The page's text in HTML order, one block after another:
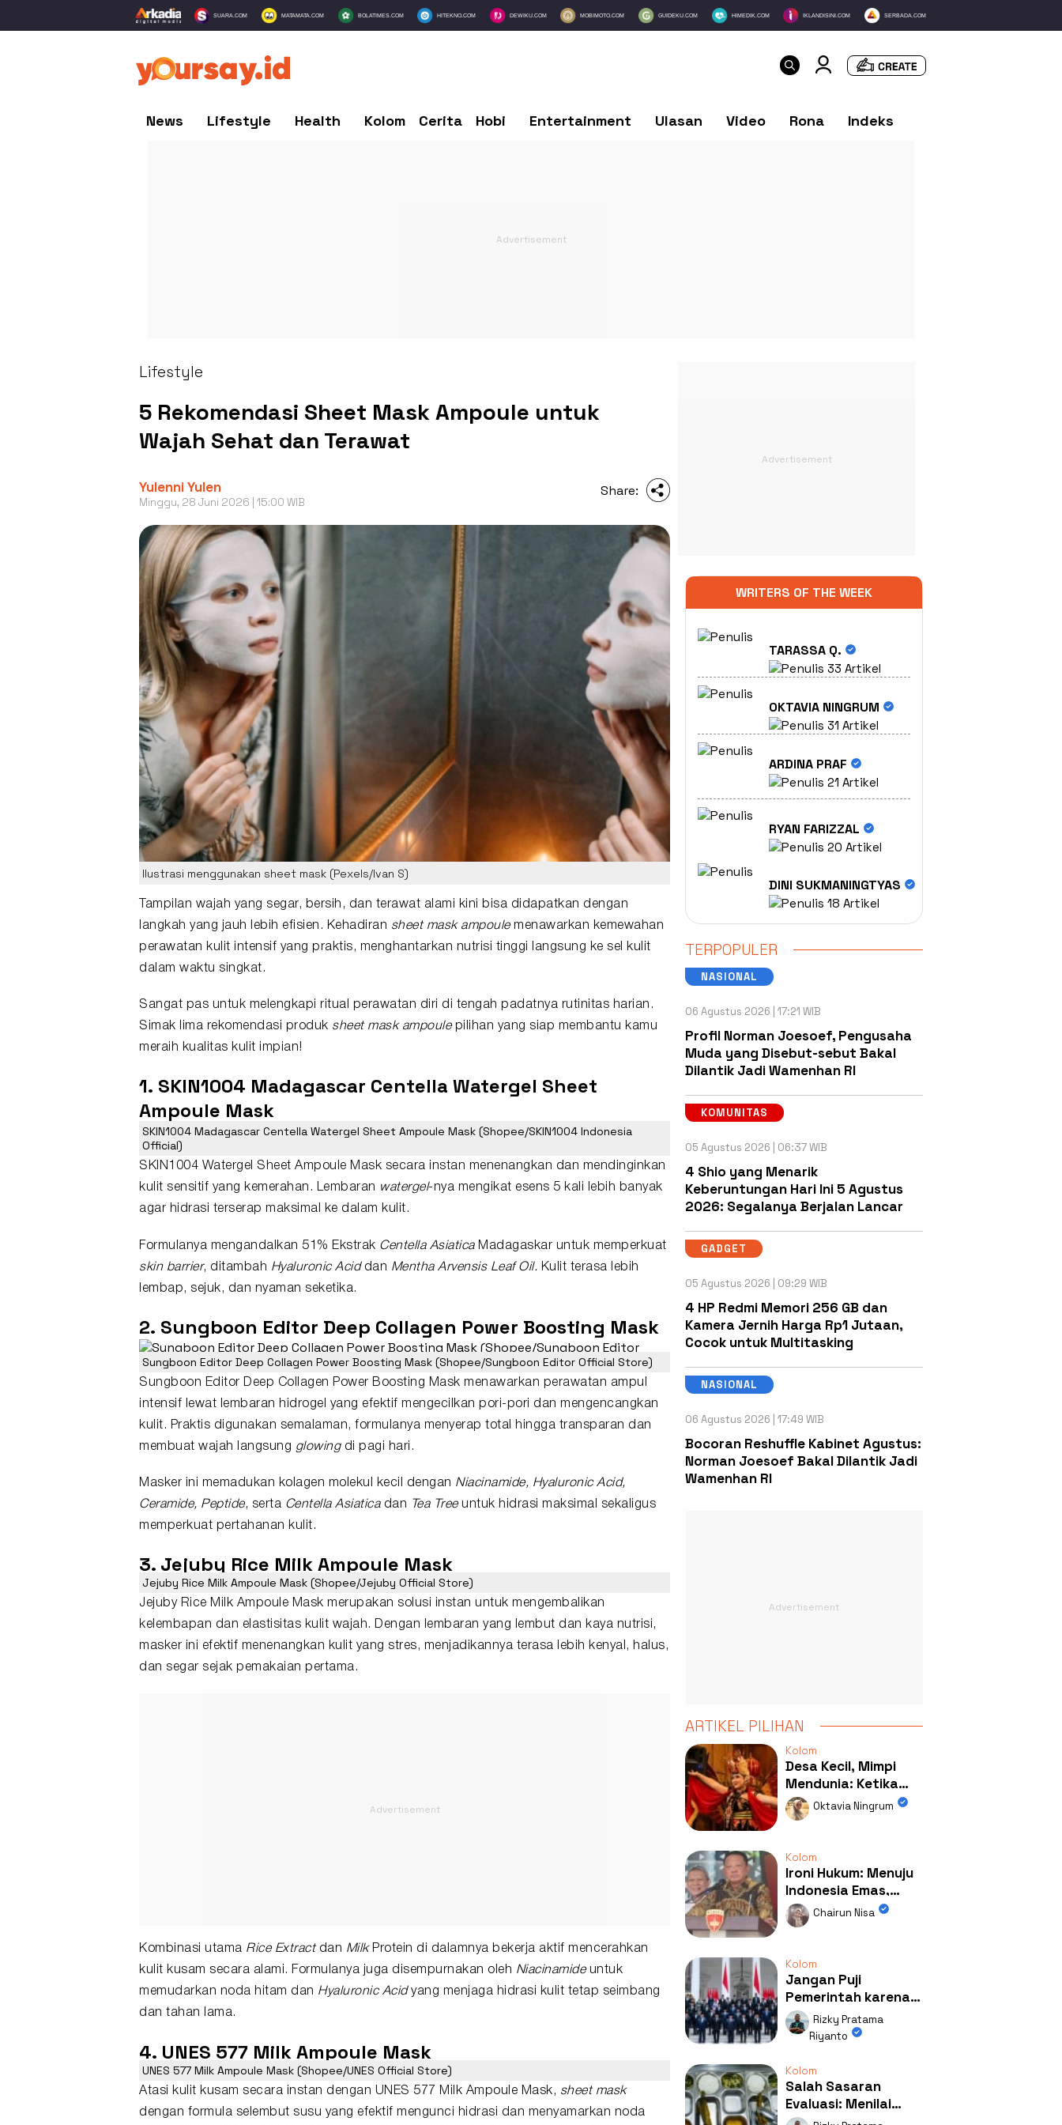
SUARA.COM MATAMATA.COM BOLATIMES.COM HITEKNO.COM DEWIKU.COM MOBIMOTO.COM GUIDEKU.COM HIMEDIK.COM IKLANDISINI.COM SERBADA.COM
News Lifestyle Health Kolom Cerita Hobi Entertainment Ulasan Video Rona Indeks
Lifestyle
5 Rekomendasi Sheet Mask Ampoule untuk
Wajah Sehat dan Terawat
Yulenni Yulen
Minggu, 28 Juni 2026 | 15:00 WIB
Share:
Ilustrasi menggunakan sheet mask (Pexels/Ivan S)
Tampilan wajah yang segar, bersih, dan terawat alami kini bisa didapatkan dengan
langkah yang jauh lebih efisien. Kehadiran sheet mask ampoulemenawarkan kemewahan
perawatan kulit intensif yang praktis, menghantarkan nutrisi tinggi langsung ke sel kulit
dalam waktu singkat.
Sangat pas untuk melengkapi ritual perawatan diri di tengah padatnya rutinitas harian.
Simak lima rekomendasi produk sheet mask ampoulepilihan yang siap membantu kamu
meraih kualitas kulit impian!
1. SKIN1004 Madagascar Centella Watergel Sheet
Ampoule Mask
SKIN1004 Madagascar Centella Watergel Sheet Ampoule Mask (Shopee/SKIN1004 Indonesia
Official)
SKIN1004 Watergel Sheet Ampoule Mask secara instan menenangkan dan mendinginkan
kulit sensitif yang kemerahan. Lembaran watergel-nya mengikat esens 5 kali lebih banyak
agar hidrasi terserap maksimal ke dalam kulit.
Formulanya mengandalkan 51% Ekstrak Centella AsiaticaMadagaskar untuk memperkuat
skin barrier, ditambah Hyaluronic Aciddan Mentha Arvensis Leaf Oil. Kulit terasa lebih
lembap, sejuk, dan nyaman seketika.
2. Sungboon Editor Deep Collagen Power Boosting Mask
Sungboon Editor Deep Collagen Power Boosting Mask (Shopee/Sungboon Editor Official Store)
Sungboon Editor Deep Collagen Power Boosting Mask menawarkan perawatan ampul
intensif lewat lembaran hidrogel yang efektif mengecilkan pori-pori dan mengencangkan
kulit. Praktis digunakan semalaman, formulanya menyerap total hingga transparan dan
membuat wajah langsung glowingdi pagi hari.
Masker ini memadukan kolagen molekul kecil dengan Niacinamide, Hyaluronic Acid,
Ceramide, Peptide, serta Centella Asiaticadan Tea Treeuntuk hidrasi maksimal sekaligus
memperkuat pertahanan kulit.
3. Jejuby Rice Milk Ampoule Mask
Jejuby Rice Milk Ampoule Mask (Shopee/Jejuby Official Store)
Jejuby Rice Milk Ampoule Mask merupakan solusi instan untuk mengembalikan
kelembapan dan elastisitas kulit wajah. Dengan lembaran yang lembut dan kaya nutrisi,
masker ini efektif menenangkan kulit yang stres, menjadikannya terasa lebih kenyal, halus,
dan segar sejak pemakaian pertama.
Kombinasi utama Rice Extractdan MilkProtein di dalamnya bekerja aktif mencerahkan
kulit kusam secara alami. Formulanya juga disempurnakan oleh Niacinamideuntuk
memudarkan noda hitam dan Hyaluronic Acidyang menjaga hidrasi kulit tetap seimbang
dan tahan lama.
4. UNES 577 Milk Ampoule Mask
UNES 577 Milk Ampoule Mask (Shopee/UNES Official Store)
Atasi kulit kusam secara instan dengan UNES 577 Milk Ampoule Mask, sheet mask
dengan formula selembut susu yang efektif mengunci hidrasi dan menyamarkan noda
WRITERS OF THE WEEK
TARASSA Q.
33 Artikel
OKTAVIA NINGRUM
31 Artikel
ARDINA PRAF
21 Artikel
RYAN FARIZZAL
20 Artikel
DINI SUKMANINGTYAS
18 Artikel
TERPOPULER
NASIONAL
06 Agustus 2026 | 17:21 WIB
Profil Norman Joesoef, Pengusaha
Muda yang Disebut-sebut Bakal
Dilantik Jadi Wamenhan RI
KOMUNITAS
05 Agustus 2026 | 06:37 WIB
4 Shio yang Menarik
Keberuntungan Hari Ini 5 Agustus
2026: Segalanya Berjalan Lancar
GADGET
05 Agustus 2026 | 09:29 WIB
4 HP Redmi Memori 256 GB dan
Kamera Jernih Harga Rp1 Jutaan,
Cocok untuk Multitasking
NASIONAL
06 Agustus 2026 | 17:49 WIB
Bocoran Reshuffle Kabinet Agustus:
Norman Joesoef Bakal Dilantik Jadi
Wamenhan RI
ARTIKEL PILIHAN
Kolom
Desa Kecil, Mimpi
Mendunia: Ketika
Kolaborasi
Mengubah Wajah
Oktavia Ningrum
Kolom
Ironi Hukum: Menuju
Indonesia Emas,
Ternyata Emasnya
Ada di Rumah Febrie!
Chairun Nisa
Kolom
Jangan Puji
Pemerintah karena
Kerja: Mengapa
Publik Begitu Mudah
Rizky Pratama
Riyanto
Kolom
Salah Sasaran
Evaluasi: Menilai
Program MBG Lewat